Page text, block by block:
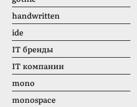
handwritten
ide
IT бренды
IT компании
mono
monospace